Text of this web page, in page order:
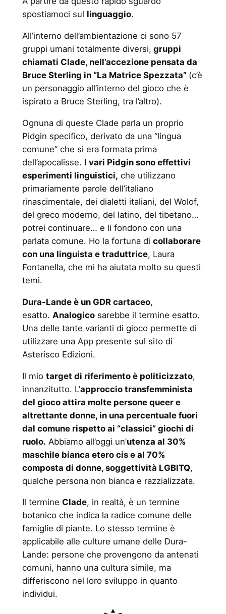
spostiamoci sul linguaggio.
All’interno dell’ambientazione ci sono 57
gruppi umani totalmente diversi, gruppi
chiamati Clade, nell’accezione pensata da
Bruce Sterling in “La Matrice Spezzata” (c’è
un personaggio all’interno del gioco che è
ispirato a Bruce Sterling, tra l’altro).
Ognuna di queste Clade parla un proprio
Pidgin specifico, derivato da una “lingua
comune” che si era formata prima
dell’apocalisse. I vari Pidgin sono effettivi
esperimenti linguistici, che utilizzano
primariamente parole dell’italiano
rinascimentale, dei dialetti italiani, del Wolof,
del greco moderno, del latino, del tibetano…
potrei continuare… e li fondono con una
parlata comune. Ho la fortuna di collaborare
con una linguista e traduttrice, Laura
Fontanella, che mi ha aiutata molto su questi
temi.
Dura-Lande è un GDR cartaceo,
esatto. Analogicosarebbe il termine esatto.
Una delle tante varianti di gioco permette di
utilizzare una App presente sul sito di
Asterisco Edizioni.
Il mio target di riferimento è politicizzato,
innanzitutto. L’approccio transfemminista
del gioco attira molte persone queer e
altrettante donne, in una percentuale fuori
dal comune rispetto ai “classici” giochi di
ruolo. Abbiamo all’oggi un’utenza al 30%
maschile bianca etero cis e al 70%
composta di donne, soggettività LGBITQ,
qualche persona non bianca e razzializzata.
Il termine Clade, in realtà, è un termine
botanico che indica la radice comune delle
famiglie di piante. Lo stesso termine è
applicabile alle culture umane delle Dura-
Lande: persone che provengono da antenati
comuni, hanno una cultura simile, ma
differiscono nel loro sviluppo in quanto
individui.